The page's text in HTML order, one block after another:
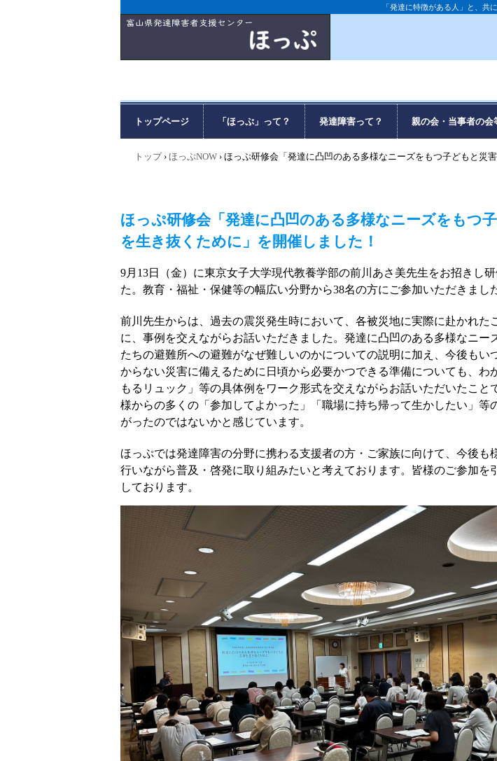
「発達に特徴がある人」と、共
トップページ 「ほっぷ」って？ 発達障害って？ 親の会・当事者の会
トップ › ほっぷNOW › ほっぷ研修会「発達に凸凹のある多様なニーズをもつ子どもと災
ほっぷ研修会「発達に凸凹のある多様なニーズをもつ
を生き抜くために」を開催しました！
9月13日（金）に東京女子大学現代教養学部の前川あさ美先生をお招きし
た。教育・福祉・保健等の幅広い分野から38名の方にご参加いただきまし
前川先生からは、過去の震災発生時において、各被災地に実際に赴かれた
に、事例を交えながらお話いただきました。発達に凸凹のある多様なニー
たちの避難所への避難がなぜ難しいのかについての説明に加え、今後もい
からない災害に備えるために日頃から必要かつできる準備についても、わ
もるリュック」等の具体例をワーク形式を交えながらお話いただいたこと
様からの多くの「参加してよかった」「職場に持ち帰って生かしたい」等
がったのではないかと感じています。
ほっぷでは発達障害の分野に携わる支援者の方・ご家族に向けて、今後も
行いながら普及・啓発に取り組みたいと考えております。皆様のご参加を
しております。